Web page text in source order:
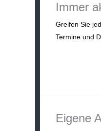
Immer
Greifen Sie
Termine und
Eigene